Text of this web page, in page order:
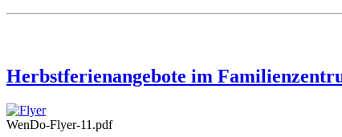
Herbstferienangebote im
WenDo-Flyer-11.pdf